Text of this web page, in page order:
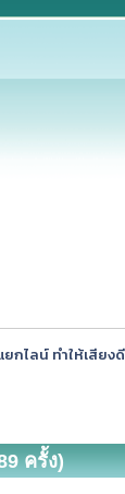
ยกไลน์ ทำให้เสียง
ครั้ง)